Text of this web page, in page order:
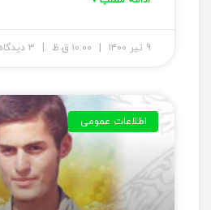
۹ تیر ۱۴۰۰
اطلاعات عمومی